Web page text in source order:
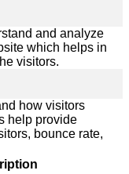
and analyze
which helps in
visitors.
how visitors
help provide
bounce rate,